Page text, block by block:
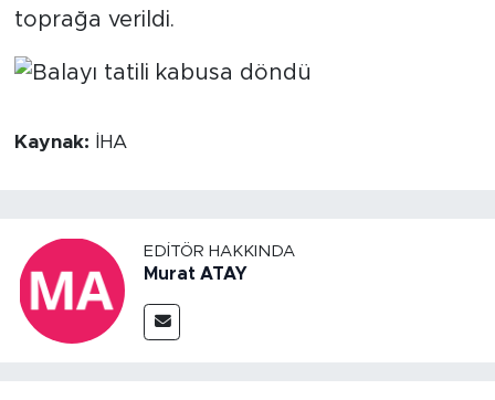
toprağa verildi.
Kaynak: İHA
EDITÖR HAKKINDA
Murat ATAY